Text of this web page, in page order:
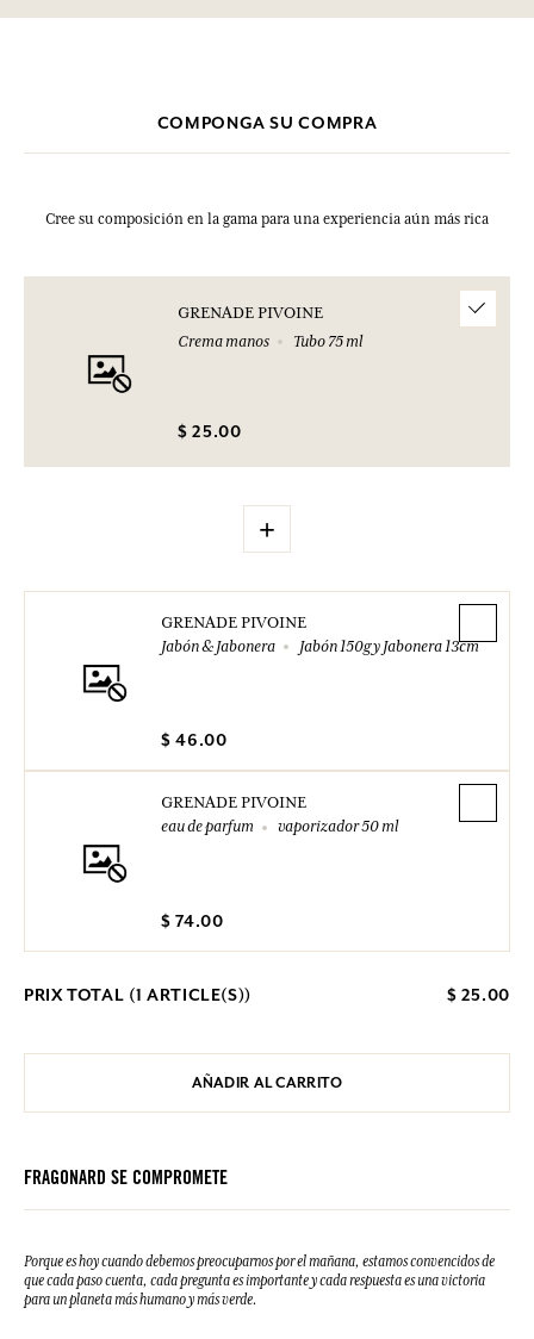
Por favor, consulte las cualidades o características medioambientales
COMPONGA SU COMPRA
Cree su composición en la gama para una experiencia aún más rica
GRENADE PIVOINE
Crema manos
Tubo 75 ml
$ 25.00
+
GRENADE PIVOINE
Jabón & Jabonera
Jabón 150g y Jabonera 13cm
$ 46.00
GRENADE PIVOINE
eau de parfum
vaporizador 50 ml
$ 74.00
PRIX TOTAL (1 ARTICLE(S)) $ 25.00
AÑADIR AL CARRITO
FRAGONARD SE COMPROMETE
Porque es hoy cuando debemos preocuparnos por el mañana, estamos convencidos de
que cada paso cuenta, cada pregunta es importante y cada respuesta es una victoria
para un planeta más humano y más verde.